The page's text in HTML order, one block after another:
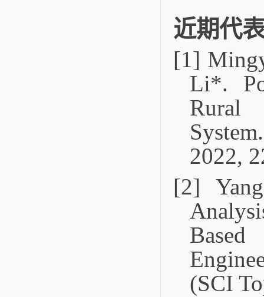
近期代
[1]
Li*.
Rural
2022,
[2]
(SCI